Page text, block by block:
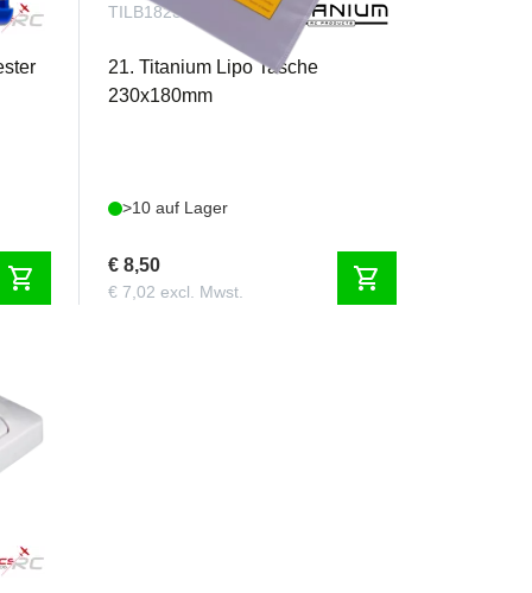
shopping_cart
TILB1823
21. Titanium Lipo Tasche
230x180mm
>10 auf Lager
€ 8,50
€ 7,02 excl. Mwst. shopping_cart